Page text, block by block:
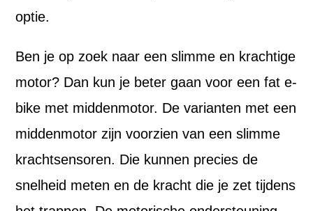
optie.
Ben je op zoek naar een slimme en krachtige
motor? Dan kun je beter gaan voor een fat e-
bike met middenmotor. De varianten met een
middenmotor zijn voorzien van een slimme
krachtsensoren. Die kunnen precies de
snelheid meten en de kracht die je zet tijdens